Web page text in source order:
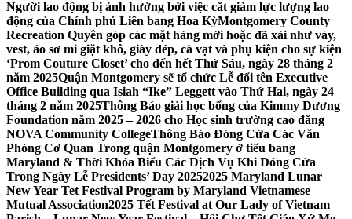
Người lao động bị ảnh hưởng bởi việc cắt giảm lực lượng lao
động của Chính phủ Liên bang Hoa KỳMontgomery County
Recreation Quyên góp các mặt hàng mới hoặc đã xài như váy,
vest, áo sơ mi giặt khô, giày dép, cà vạt và phụ kiện cho sự kiện
‘Prom Couture Closet’ cho đến hết Thứ Sáu, ngày 28 tháng 2
năm 2025Quận Montgomery sẽ tổ chức Lễ đổi tên Executive
Office Building qua Isiah “Ike” Leggett vào Thứ Hai, ngày 24
tháng 2 năm 2025Thông Báo giải học bổng của Kimmy Dương
Foundation năm 2025 – 2026 cho Học sinh trường cao đẳng
NOVA Community CollegeThông Báo Đóng Cửa Các Văn
Phòng Cơ Quan Trong quận Montgomery ở tiểu bang
Maryland & Thời Khóa Biểu Các Dịch Vụ Khi Đóng Cửa
Trong Ngày Lễ Presidents’ Day 20252025 Maryland Lunar
New Year Tet Festival Program by Maryland Vietnamese
Mutual Association2025 Tết Festival at Our Lady of Vietnam